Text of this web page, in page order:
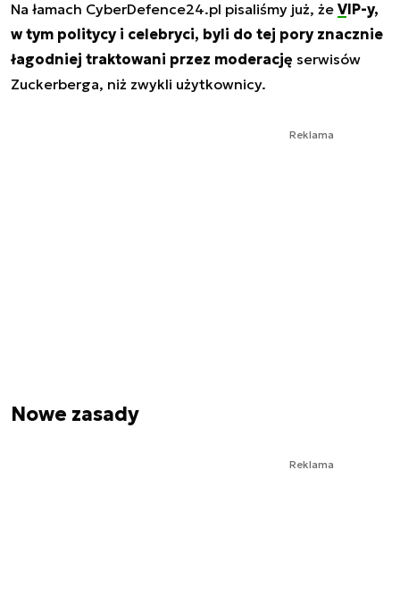
Na łamach CyberDefence24.pl pisaliśmy już, że VIP-y,
w tym politycy i celebryci, byli do tej pory znacznie
łagodniej traktowani przez moderację serwisów
Zuckerberga, niż zwykli użytkownicy.
Reklama
Nowe zasady
Reklama